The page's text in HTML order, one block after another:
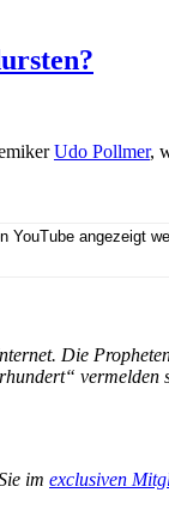
Udo Pollmer,
YouTube angezeigt
Die
im exclusiven